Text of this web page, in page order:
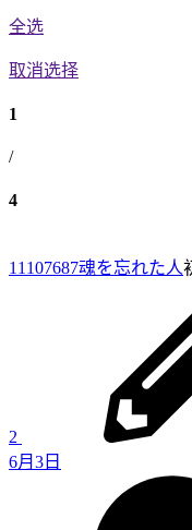
全选
取消选择
1
/
4
11107687魂を忘れた人
2
6月3日